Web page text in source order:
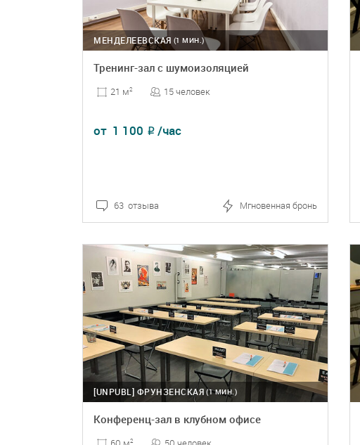
(1 МИН.)
МЕНДЕЛЕЕВСКАЯ
Тренинг-зал с шумоизоляцией
21 м2 15 человек
от 1 100 ₽ /час
63 отзыва Мгновенная бронь
(1 МИН.)
[UNPUBL] ФРУНЗЕНСКАЯ
Конференц-зал в клубном офисе
2